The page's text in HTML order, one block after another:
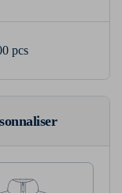
pcs